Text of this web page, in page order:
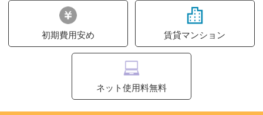
初期費用安め 賃貸マンション
ネット使用料無料